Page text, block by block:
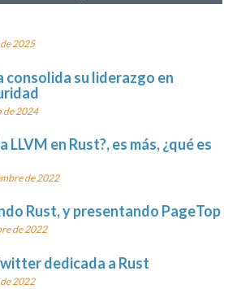
2025
consolida su liderazgo en
de 2024
LLVM en Rust?, es más, ¿qué es
de 2022
Rust, y presentando PageTop
de 2022
dedicada a Rust
2022